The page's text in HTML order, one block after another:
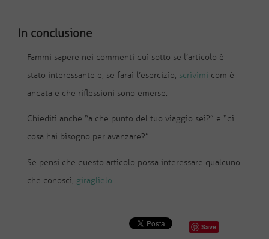
In conclusione
Fammi sapere nei commenti qui sotto se l’articolo è
stato interessante e, se farai l’esercizio, scrivimi com è
andata e che riflessioni sono emerse.
Chiediti anche “a che punto del tuo viaggio sei?” e “di
cosa hai bisogno per avanzare?”.
Se pensi che questo articolo possa interessare qualcuno
che conosci, giraglielo
Save